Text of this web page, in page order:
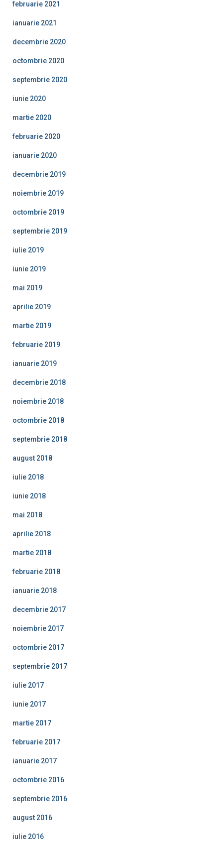
februarie 2021
ianuarie 2021
decembrie 2020
octombrie 2020
septembrie 2020
iunie 2020
martie 2020
februarie 2020
ianuarie 2020
decembrie 2019
noiembrie 2019
octombrie 2019
septembrie 2019
iulie 2019
iunie 2019
mai 2019
aprilie 2019
martie 2019
februarie 2019
ianuarie 2019
decembrie 2018
noiembrie 2018
octombrie 2018
septembrie 2018
august 2018
iulie 2018
iunie 2018
mai 2018
aprilie 2018
martie 2018
februarie 2018
ianuarie 2018
decembrie 2017
noiembrie 2017
octombrie 2017
septembrie 2017
iulie 2017
iunie 2017
martie 2017
februarie 2017
ianuarie 2017
octombrie 2016
septembrie 2016
august 2016
iulie 2016